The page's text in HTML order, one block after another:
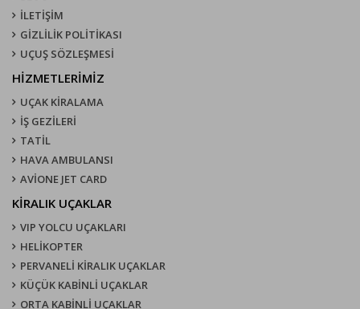
İLETİŞİM
GİZLİLİK POLİTİKASI
UÇUŞ SÖZLEŞMESI
HİZMETLERİMİZ
UÇAK KIRALAMA
İŞ GEZİLERİ
TATİL
HAVA AMBULANSI
AVİONE JET CARD
KIRALIK UÇAKLAR
VIP YOLCU UÇAKLARI
HELİKOPTER
PERVANELİ KİRALIK UÇAKLAR
KÜÇÜK KABİNLİ UÇAKLAR
ORTA KABİNLİ UÇAKLAR